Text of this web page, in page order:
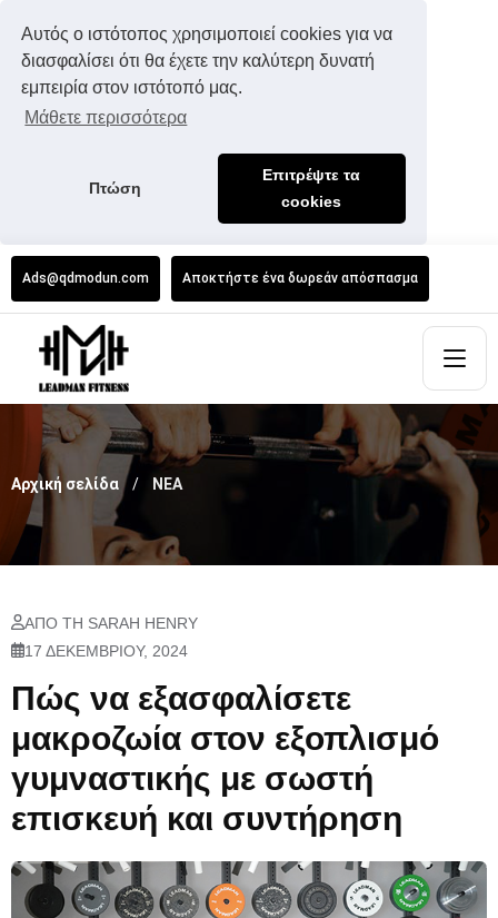
Αυτός ο ιστότοπος χρησιμοποιεί cookies για να
διασφαλίσει ότι θα έχετε την καλύτερη δυνατή
εμπειρία στον ιστότοπό μας.
Μάθετε περισσότερα
Πτώση
Επιτρέψτε τα
cookies
Ads@qdmodun.com Αποκτήστε ένα δωρεάν απόσπασμα
Αρχική σελίδα ΝΕΑ
ΑΠΌ ΤΗ SARAH HENRY
17 ΔΕΚΕΜΒΡΊΟΥ, 2024
Πώς να εξασφαλίσετε
μακροζωία στον εξοπλισμό
γυμναστικής με σωστή
επισκευή και συντήρηση